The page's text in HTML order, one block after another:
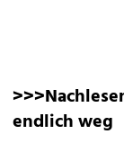
endlich weg